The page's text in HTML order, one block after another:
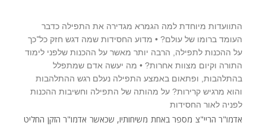
התוועדות מיוחדת למה הגמרא מגדירה את התפילה כדבר
העומד ברומו של עולם? • מדוע החסידות שמה דגש חזק כל־כך
על ההכנות לתפילה, הרבה יותר מאשר על ההכנות שלפני לימוד
התורה וקיום מצוות אחרות? • מה יעשה אדם שמתפלל
בהתלהבות, ופתאום באמצע התפילה נעלם רגש ההתלהבות
והוא מרגיש קרירות? על מהותה של התפילה וחשיבות ההכנות
לפניה לאור החסידות
אדמו"ר הריי"צ מספר באחת משיחותיו, שכאשר אדמו"ר הזקן החליט